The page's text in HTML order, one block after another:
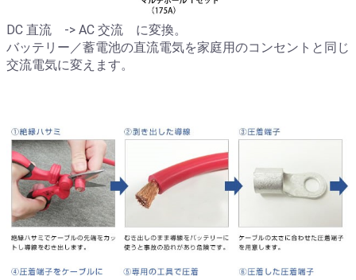
DC 直流 -> AC 交流 に変換。
バッテリー／蓄電池の直流電気を家庭用のコンセントと同じ
交流電気に変えます。